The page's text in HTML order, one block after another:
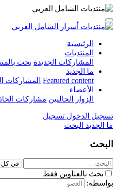
الرئيسية
المنتديات
المشاركات الجديدة بحث
ما الجديد
Featured content المشاركات
الأعضاء
الزوار الحاليين مشاركات
تسجيل الدخول تسجيل
ما الجديد البحث
البحث
بحث بالعناوين فقط
بواسطة: